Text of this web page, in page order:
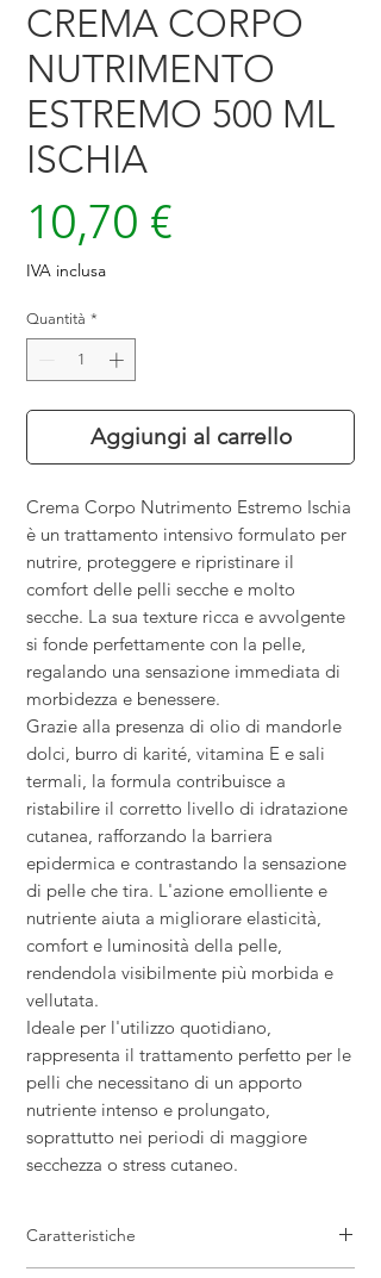
CREMA CORPO
NUTRIMENTO
ESTREMO 500 ML
ISCHIA
10,70 €
IVA inclusa
Quantità *
Aggiungi al carrello
Crema Corpo Nutrimento Estremo Ischia
è un trattamento intensivo formulato per
nutrire, proteggere e ripristinare il
comfort delle pelli secche e molto
secche. La sua texture ricca e avvolgente
si fonde perfettamente con la pelle,
regalando una sensazione immediata di
morbidezza e benessere.
Grazie alla presenza di olio di mandorle
dolci, burro di karité, vitamina E e sali
termali, la formula contribuisce a
ristabilire il corretto livello di idratazione
cutanea, rafforzando la barriera
epidermica e contrastando la sensazione
di pelle che tira. L'azione emolliente e
nutriente aiuta a migliorare elasticità,
comfort e luminosità della pelle,
rendendola visibilmente più morbida e
vellutata.
Ideale per l'utilizzo quotidiano,
rappresenta il trattamento perfetto per le
pelli che necessitano di un apporto
nutriente intenso e prolungato,
soprattutto nei periodi di maggiore
secchezza o stress cutaneo.
Caratteristiche